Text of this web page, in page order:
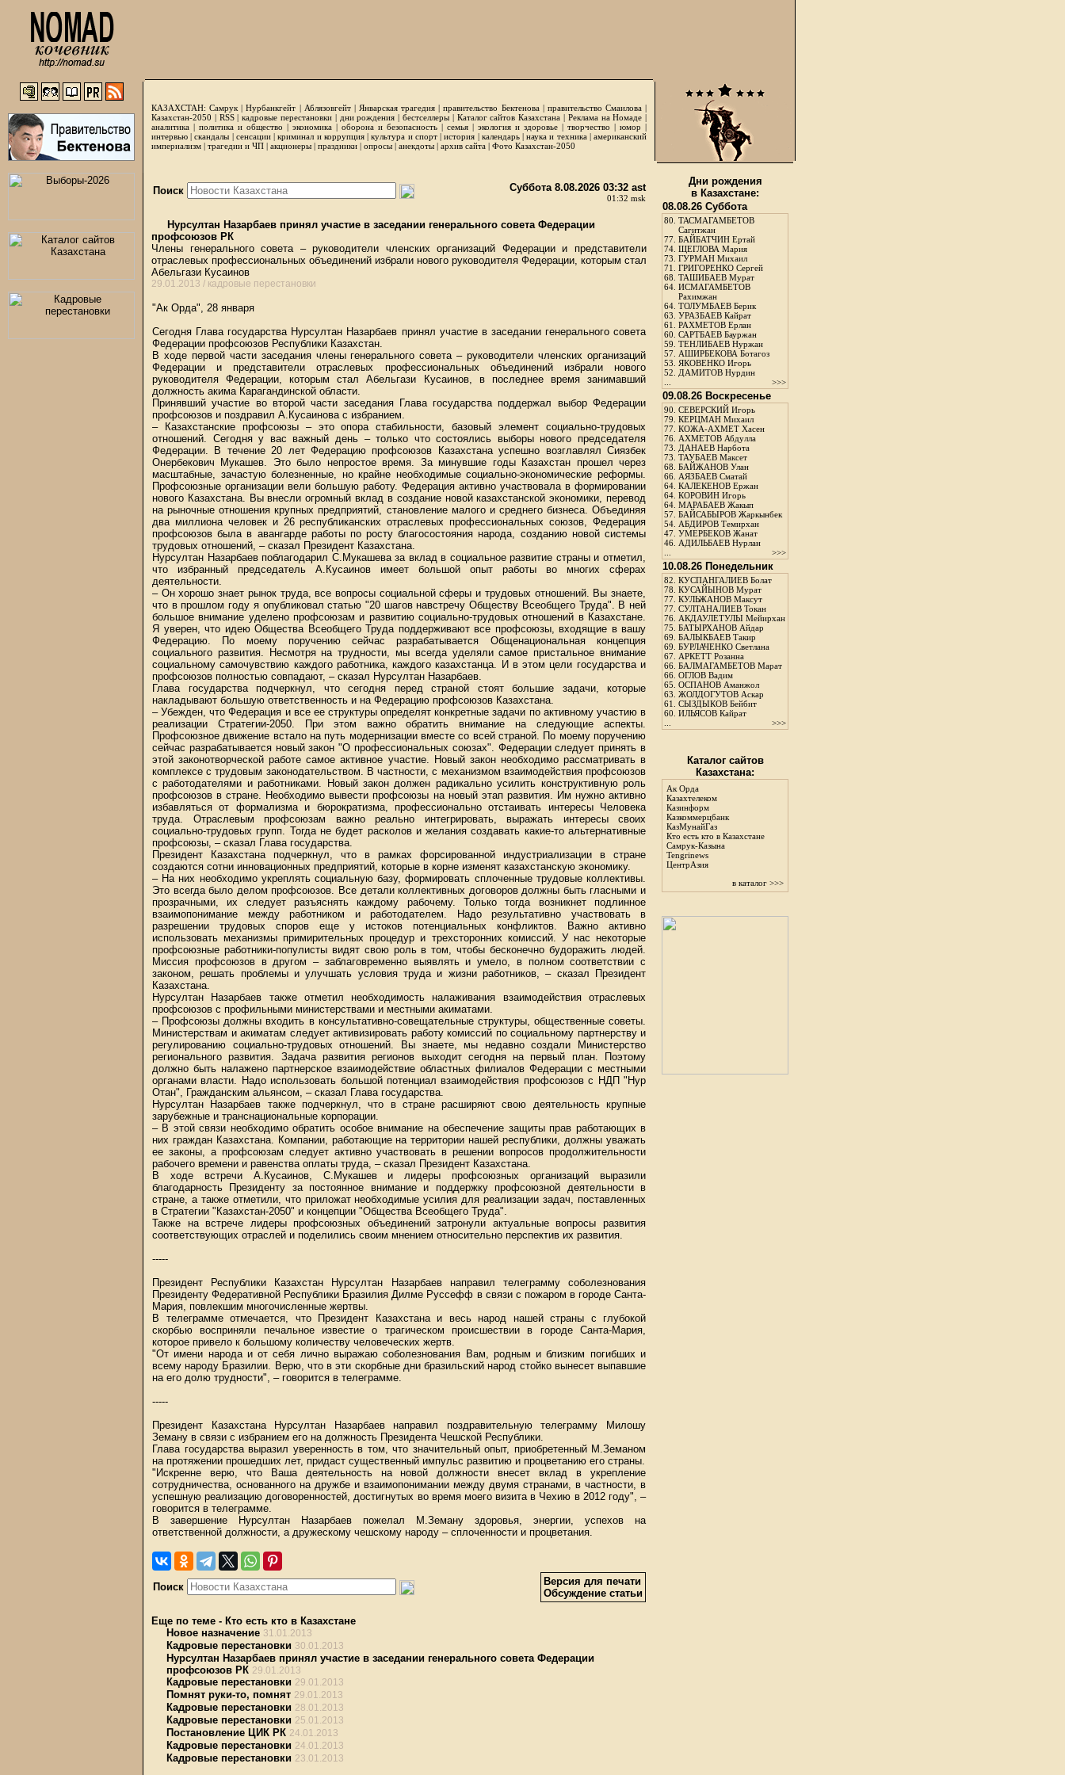
КАЗАХСТАН: Самрук |Нурбанкгейт | Аблязовгейт| Январская трагедия |правительство Бектенова| правительство Смаилова|
Казахстан-2050 | RSS|кадровые перестановки| дни рождения | бестселлеры| Каталог сайтов Казахстана | Реклама на Номаде |
аналитика | политика и общество | экономика | оборона и безопасность | семья | экология и здоровье | творчество | юмор |
интервью |скандалы | сенсации|криминал и коррупция|культура и спорт|история | календарь|наука и техника|американский
империализм | трагедии и ЧП | акционеры | праздники | опросы | анекдоты | архив сайта | Фото Казахстан-2050
Поиск Суббота 8.08.2026 03:32 ast
01:32 msk
Нурсултан Назарбаев принял участие в заседании генерального совета Федерации
профсоюзов РК
Члены генерального совета – руководители членских организаций Федерации и представители
отраслевых профессиональных объединений избрали нового руководителя Федерации, которым стал
Абельгази Кусаинов
29.01.2013 / кадровые перестановки
"Ак Орда", 28 января
Сегодня Глава государства Нурсултан Назарбаев принял участие в заседании генерального совета
Федерации профсоюзов Республики Казахстан.
В ходе первой части заседания члены генерального совета – руководители членских организаций
Федерации и представители отраслевых профессиональных объединений избрали нового
руководителя Федерации, которым стал Абельгази Кусаинов, в последнее время занимавший
должность акима Карагандинской области.
Принявший участие во второй части заседания Глава государства поддержал выбор Федерации
профсоюзов и поздравил А.Кусаинова с избранием.
– Казахстанские профсоюзы – это опора стабильности, базовый элемент социально-трудовых
отношений. Сегодня у вас важный день – только что состоялись выборы нового председателя
Федерации. В течение 20 лет Федерацию профсоюзов Казахстана успешно возглавлял Сиязбек
Онербекович Мукашев. Это было непростое время. За минувшие годы Казахстан прошел через
масштабные, зачастую болезненные, но крайне необходимые социально-экономические реформы.
Профсоюзные организации вели большую работу. Федерация активно участвовала в формировании
нового Казахстана. Вы внесли огромный вклад в создание новой казахстанской экономики, перевод
на рыночные отношения крупных предприятий, становление малого и среднего бизнеса. Объединяя
два миллиона человек и 26 республиканских отраслевых профессиональных союзов, Федерация
профсоюзов была в авангарде работы по росту благосостояния народа, созданию новой системы
трудовых отношений, – сказал Президент Казахстана.
Нурсултан Назарбаев поблагодарил С.Мукашева за вклад в социальное развитие страны и отметил,
что избранный председатель А.Кусаинов имеет большой опыт работы во многих сферах
деятельности.
– Он хорошо знает рынок труда, все вопросы социальной сферы и трудовых отношений. Вы знаете,
что в прошлом году я опубликовал статью "20 шагов навстречу Обществу Всеобщего Труда". В ней
большое внимание уделено профсоюзам и развитию социально-трудовых отношений в Казахстане.
Я уверен, что идею Общества Всеобщего Труда поддерживают все профсоюзы, входящие в вашу
Федерацию. По моему поручению сейчас разрабатывается Общенациональная концепция
социального развития. Несмотря на трудности, мы всегда уделяли самое пристальное внимание
социальному самочувствию каждого работника, каждого казахстанца. И в этом цели государства и
профсоюзов полностью совпадают, – сказал Нурсултан Назарбаев.
Глава государства подчеркнул, что сегодня перед страной стоят большие задачи, которые
накладывают большую ответственность и на Федерацию профсоюзов Казахстана.
– Убежден, что Федерация и все ее структуры определят конкретные задачи по активному участию в
реализации Стратегии-2050. При этом важно обратить внимание на следующие аспекты.
Профсоюзное движение встало на путь модернизации вместе со всей страной. По моему поручению
сейчас разрабатывается новый закон "О профессиональных союзах". Федерации следует принять в
этой законотворческой работе самое активное участие. Новый закон необходимо рассматривать в
комплексе с трудовым законодательством. В частности, с механизмом взаимодействия профсоюзов
с работодателями и работниками. Новый закон должен радикально усилить конструктивную роль
профсоюзов в стране. Необходимо вывести профсоюзы на новый этап развития. Им нужно активно
избавляться от формализма и бюрократизма, профессионально отстаивать интересы Человека
труда. Отраслевым профсоюзам важно реально интегрировать, выражать интересы своих
социально-трудовых групп. Тогда не будет расколов и желания создавать какие-то альтернативные
профсоюзы, – сказал Глава государства.
Президент Казахстана подчеркнул, что в рамках форсированной индустриализации в стране
создаются сотни инновационных предприятий, которые в корне изменят казахстанскую экономику.
– На них необходимо укреплять социальную базу, формировать сплоченные трудовые коллективы.
Это всегда было делом профсоюзов. Все детали коллективных договоров должны быть гласными и
прозрачными, их следует разъяснять каждому рабочему. Только тогда возникнет подлинное
взаимопонимание между работником и работодателем. Надо результативно участвовать в
разрешении трудовых споров еще у истоков потенциальных конфликтов. Важно активно
использовать механизмы примирительных процедур и трехсторонних комиссий. У нас некоторые
профсоюзные работники-популисты видят свою роль в том, чтобы бесконечно будоражить людей.
Миссия профсоюзов в другом – заблаговременно выявлять и умело, в полном соответствии с
законом, решать проблемы и улучшать условия труда и жизни работников, – сказал Президент
Казахстана.
Нурсултан Назарбаев также отметил необходимость налаживания взаимодействия отраслевых
профсоюзов с профильными министерствами и местными акиматами.
– Профсоюзы должны входить в консультативно-совещательные структуры, общественные советы.
Министерствам и акиматам следует активизировать работу комиссий по социальному партнерству и
регулированию социально-трудовых отношений. Вы знаете, мы недавно создали Министерство
регионального развития. Задача развития регионов выходит сегодня на первый план. Поэтому
должно быть налажено партнерское взаимодействие областных филиалов Федерации с местными
органами власти. Надо использовать большой потенциал взаимодействия профсоюзов с НДП "Нур
Отан", Гражданским альянсом, – сказал Глава государства.
Нурсултан Назарбаев также подчеркнул, что в стране расширяют свою деятельность крупные
зарубежные и транснациональные корпорации.
– В этой связи необходимо обратить особое внимание на обеспечение защиты прав работающих в
них граждан Казахстана. Компании, работающие на территории нашей республики, должны уважать
ее законы, а профсоюзам следует активно участвовать в решении вопросов продолжительности
рабочего времени и равенства оплаты труда, – сказал Президент Казахстана.
В ходе встречи А.Кусаинов, С.Мукашев и лидеры профсоюзных организаций выразили
благодарность Президенту за постоянное внимание и поддержку профсоюзной деятельности в
стране, а также отметили, что приложат необходимые усилия для реализации задач, поставленных
в Стратегии "Казахстан-2050" и концепции "Общества Всеобщего Труда".
Также на встрече лидеры профсоюзных объединений затронули актуальные вопросы развития
соответствующих отраслей и поделились своим мнением относительно перспектив их развития.
-----
Президент Республики Казахстан Нурсултан Назарбаев направил телеграмму соболезнования
Президенту Федеративной Республики Бразилия Дилме Руссефф в связи с пожаром в городе Санта-
Мария, повлекшим многочисленные жертвы.
В телеграмме отмечается, что Президент Казахстана и весь народ нашей страны с глубокой
скорбью восприняли печальное известие о трагическом происшествии в городе Санта-Мария,
которое привело к большому количеству человеческих жертв.
"От имени народа и от себя лично выражаю соболезнования Вам, родным и близким погибших и
всему народу Бразилии. Верю, что в эти скорбные дни бразильский народ стойко вынесет выпавшие
на его долю трудности", – говорится в телеграмме.
-----
Президент Казахстана Нурсултан Назарбаев направил поздравительную телеграмму Милошу
Земану в связи с избранием его на должность Президента Чешской Республики.
Глава государства выразил уверенность в том, что значительный опыт, приобретенный М.Земаном
на протяжении прошедших лет, придаст существенный импульс развитию и процветанию его страны.
"Искренне верю, что Ваша деятельность на новой должности внесет вклад в укрепление
сотрудничества, основанного на дружбе и взаимопонимании между двумя странами, в частности, в
успешную реализацию договоренностей, достигнутых во время моего визита в Чехию в 2012 году", –
говорится в телеграмме.
В завершение Нурсултан Назарбаев пожелал М.Земану здоровья, энергии, успехов на
ответственной должности, а дружескому чешскому народу – сплоченности и процветания.
Поиск
Версия для печати
Обсуждение статьи
Еще по теме - Кто есть кто в Казахстане
Новое назначение 31.01.2013
Кадровые перестановки 30.01.2013
Нурсултан Назарбаев принял участие в заседании генерального совета Федерации
профсоюзов РК 29.01.2013
Кадровые перестановки 29.01.2013
Помнят руки-то, помнят 29.01.2013
Кадровые перестановки 28.01.2013
Кадровые перестановки 25.01.2013
Постановление ЦИК РК 24.01.2013
Кадровые перестановки 24.01.2013
Кадровые перестановки 23.01.2013
Дни рождения
в Казахстане:
08.08.26 Суббота
80. ТАСМАГАМБЕТОВ
Сагитжан
77. БАЙБАТЧИН Ертай
74. ЩЕГЛОВА Мария
73. ГУРМАН Михаил
71. ГРИГОРЕНКО Сергей
68. ТАШИБАЕВ Мурат
64. ИСМАГАМБЕТОВ
Рахимжан
64. ТОЛУМБАЕВ Берик
63. УРАЗБАЕВ Кайрат
61. РАХМЕТОВ Ерлан
60. САРТБАЕВ Бауржан
59. ТЕНЛИБАЕВ Нуржан
57. АШИРБЕКОВА Ботагоз
53. ЯКОВЕНКО Игорь
52. ДАМИТОВ Нурдин
>>>
09.08.26 Воскресенье
90. СЕВЕРСКИЙ Игорь
79. КЕРЦМАН Михаил
77. КОЖА-АХМЕТ Хасен
76. АХМЕТОВ Абдулла
73. ДАНАЕВ Нарбота
73. ТАУБАЕВ Максет
68. БАЙЖАНОВ Улан
66. АЯЗБАЕВ Сматай
64. КАЛЕКЕНОВ Ержан
64. КОРОВИН Игорь
64. МАРАБАЕВ Жакып
57. БАЙСАБЫРОВ Жаркынбек
54. АБДИРОВ Темирхан
47. УМЕРБЕКОВ Жанат
46. АДИЛЬБАЕВ Нурлан
>>>
10.08.26 Понедельник
82. КУСПАНГАЛИЕВ Болат
78. КУСАЙЫНОВ Мурат
77. КУЛЬЖАНОВ Максут
77. СУЛТАНАЛИЕВ Токан
76. АКДАУЛЕТУЛЫ Мейирхан
75. БАТЫРХАНОВ Айдар
69. БАЛЫКБАЕВ Такир
69. БУРЛАЧЕНКО Светлана
67. АРКЕТТ Розанна
66. БАЛМАГАМБЕТОВ Марат
66. ОГЛОВ Вадим
65. ОСПАНОВ Аманжол
63. ЖОЛДОГУТОВ Аскар
61. СЫЗДЫКОВ Бейбит
60. ИЛЬЯСОВ Кайрат
>>>
Каталог сайтов
Казахстана:
Ак Орда
Казахтелеком
Казинформ
Казкоммерцбанк
КазМунайГаз
Кто есть кто в Казахстане
Самрук-Казына
Tengrinews
ЦентрАзия
в каталог >>>